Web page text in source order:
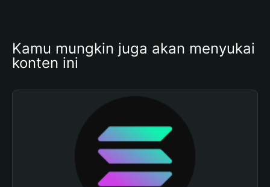
Kamu mungkin juga akan menyukai
konten ini